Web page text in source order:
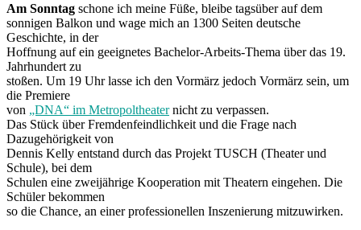
Am Sonntag schone ich meine Füße, bleibe tagsüber auf dem
sonnigen Balkon und wage mich an 1300 Seiten deutsche
Geschichte, in der
Hoffnung auf ein geeignetes Bachelor-Arbeits-Thema über das 19.
Jahrhundert zu
stoßen. Um 19 Uhr lasse ich den Vormärz jedoch Vormärz sein, um
die Premiere
von „DNA“ im Metropoltheaternicht zu verpassen.
Das Stück über Fremdenfeindlichkeit und die Frage nach
Dazugehörigkeit von
Dennis Kelly entstand durch das Projekt TUSCH (Theater und
Schule), bei dem
Schulen eine zweijährige Kooperation mit Theatern eingehen. Die
Schüler bekommen
so die Chance, an einer professionellen Inszenierung mitzuwirken.